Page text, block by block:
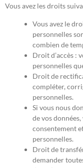
Vous avez les droits
Vous avez le
personnelles
combien de
Droit d’accès :
personnelles
Droit de
compléter,
personnelles.
Si vous nous
de vos
consentement
personnelles.
Droit de
demander